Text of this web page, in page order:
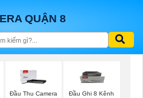
QUẬN 8
Đầu Thu Camera
Đầu Ghi 8 Kênh